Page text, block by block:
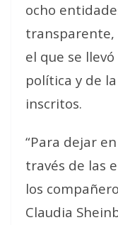
ocho
transparente,
el que se
política y de
inscritos.
“Para dejar
través de las
los
Claudia